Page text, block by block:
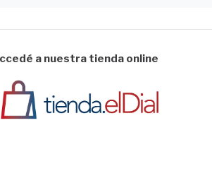
a nuestra tienda online